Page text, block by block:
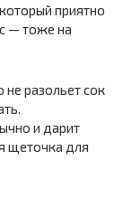
приятно
— тоже на
не разольет сок
и дарит
щеточка для